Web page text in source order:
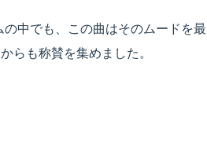
中でも、この曲はそのムードを最
らも称賛を集めました。